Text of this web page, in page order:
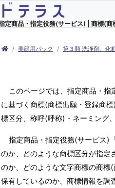
定商品・指定役務(サービス) | 商標(
美顔用パック 第３類 洗浄剤、化
このページでは、指定商品・
に基づく商標(商標出願・登録商
標区分、称呼(呼称)・ネーミング
指定商品・指定役務(サービス)
のか、どのような商標区分が指
のか、どのような文字商標の商
保有しているのか、商標情報を調